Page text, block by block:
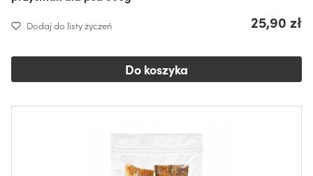
Dodaj do listy życzeń 25,90 zł
Do koszyka